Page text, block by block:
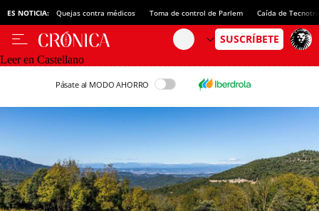
ES NOTICIA: Quejas contra médicos Toma de control de Parlem Caída de
Leer en Castellano
Pásate al MODO AHORRO